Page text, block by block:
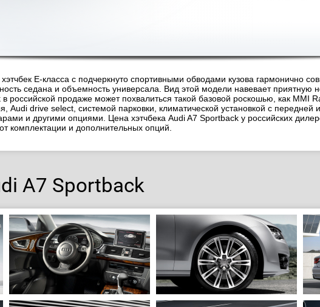
E-класса с подчеркнуто спортивными обводами кузова гармонично
седана и объемность универсала. Вид этой модели навевает приятную
российской продаже может похвалиться такой базовой роскошью, как MMI
Audi drive select, системой парковки, климатической установкой с передней
и другими опциями. Цена хэтчбека Audi A7 Sportback у российских
комплектации и дополнительных опций.
A7 Sportback